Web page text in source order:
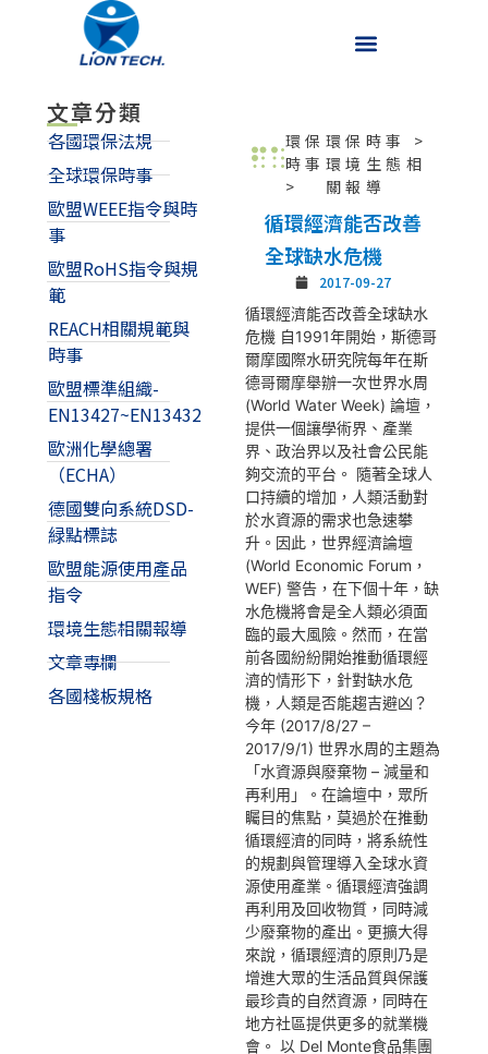
文章分類
各國環保法規
全球環保時事
歐盟WEEE指令與時
事
歐盟RoHS指令與規
範
REACH相關規範與
時事
歐盟標準組織-
EN13427~EN13432
歐洲化學總署
（ECHA）
德國雙向系統DSD-
緑點標誌
歐盟能源使用產品
指令
環境生態相關報導
文章專欄
各國棧板規格
環保
時事
>
環保時事
>
環境生態相
關報導
循環經濟能否改善
全球缺水危機
2017-09-27
循環經濟能否改善全球缺水
危機 自1991年開始，斯德哥
爾摩國際水研究院每年在斯
德哥爾摩舉辦一次世界水周
(World Water Week) 論壇，
提供一個讓學術界、產業
界、政治界以及社會公民能
夠交流的平台。 隨著全球人
口持續的增加，人類活動對
於水資源的需求也急速攀
升。因此，世界經濟論壇
(World Economic Forum，
WEF) 警告，在下個十年，缺
水危機將會是全人類必須面
臨的最大風險。然而，在當
前各國紛紛開始推動循環經
濟的情形下，針對缺水危
機，人類是否能趨吉避凶？
今年 (2017/8/27 –
2017/9/1) 世界水周的主題為
「水資源與廢棄物 – 減量和
再利用」。在論壇中，眾所
矚目的焦點，莫過於在推動
循環經濟的同時，將系統性
的規劃與管理導入全球水資
源使用產業。循環經濟強調
再利用及回收物質，同時減
少廢棄物的產出。更擴大得
來說，循環經濟的原則乃是
增進大眾的生活品質與保護
最珍貴的自然資源，同時在
地方社區提供更多的就業機
會。 以 Del Monte食品集團